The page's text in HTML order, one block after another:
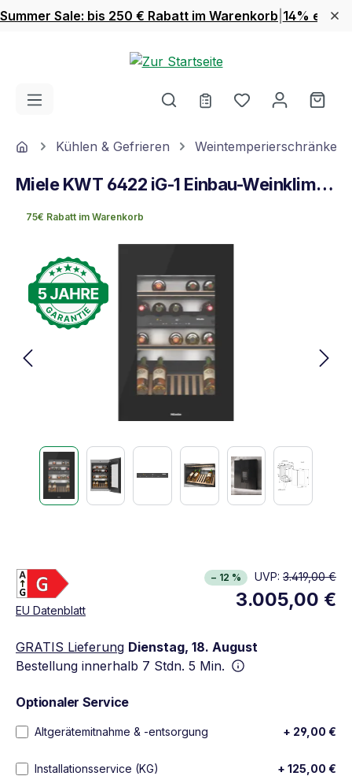
Zum Hauptinhalt springen
Summer Sale: bis 250 € Rabatt im Warenkorb 14% extra
Du hast 0
HomeKühlen & Gefrieren Weintemperierschränke
Miele KWT 6422 iG-1 Einbau-Weinklimaschrank Obsidianschwarz
75€ Rabatt im Warenkorb
Vollständiges Energielabel anzeigen
Energieklasse G. Höchste bis niedrigste
EU DatenblattÖffnet in neuem Fenster
− 12 % UVP: 3.419,00 €
3.005,00 €
GRATIS Lieferung Dienstag, 18. August
Bestellung innerhalb 7 Stdn. 5 Min.
Optionaler Service
Altgerätemitnahme & -entsorgung + 29,00 €
Installationsservice (KG) + 125,00 €